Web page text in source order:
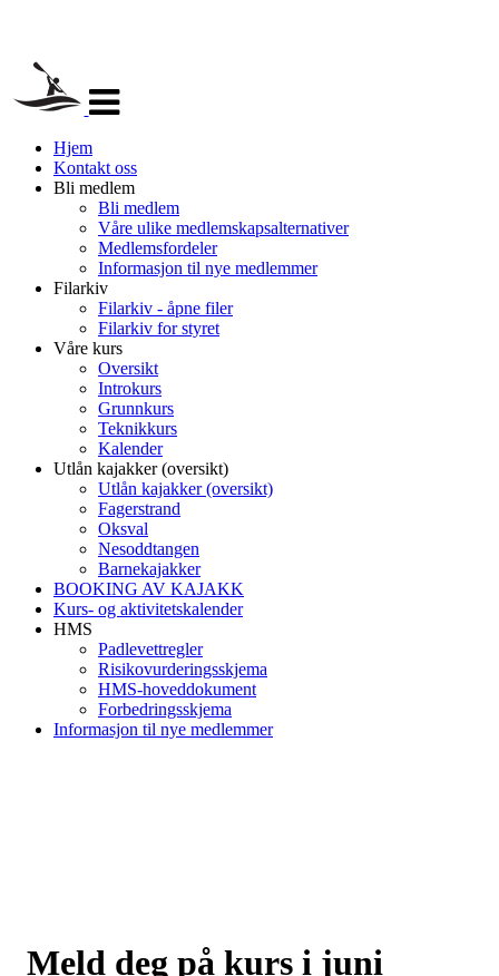
navigasjon
Hjem
Kontakt oss
Bli medlem
Bli medlem
Våre ulike medlemskapsalternativer
Medlemsfordeler
Informasjon til nye medlemmer
Filarkiv
Filarkiv - åpne filer
Filarkiv for styret
Våre kurs
Oversikt
Introkurs
Grunnkurs
Teknikkurs
Kalender
Utlån kajakker (oversikt)
Utlån kajakker (oversikt)
Fagerstrand
Oksval
Nesoddtangen
Barnekajakker
BOOKING AV KAJAKK
Kurs- og aktivitetskalender
HMS
Padlevettregler
Risikovurderingsskjema
HMS-hoveddokument
Forbedringsskjema
Informasjon til nye medlemmer
Meld deg på kurs i juni